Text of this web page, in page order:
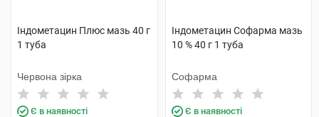
Індометацин Плюс мазь 40 г
1 туба
Червона зірка
Є в наявності
Індометацин Софарма мазь
10 % 40 г 1 туба
Софарма
Є в наявності